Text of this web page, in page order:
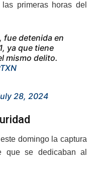
primeras horas del
fue detenida en
ya que tiene
mismo delito.
28, 2024
domingo la captura
que se dedicaban al